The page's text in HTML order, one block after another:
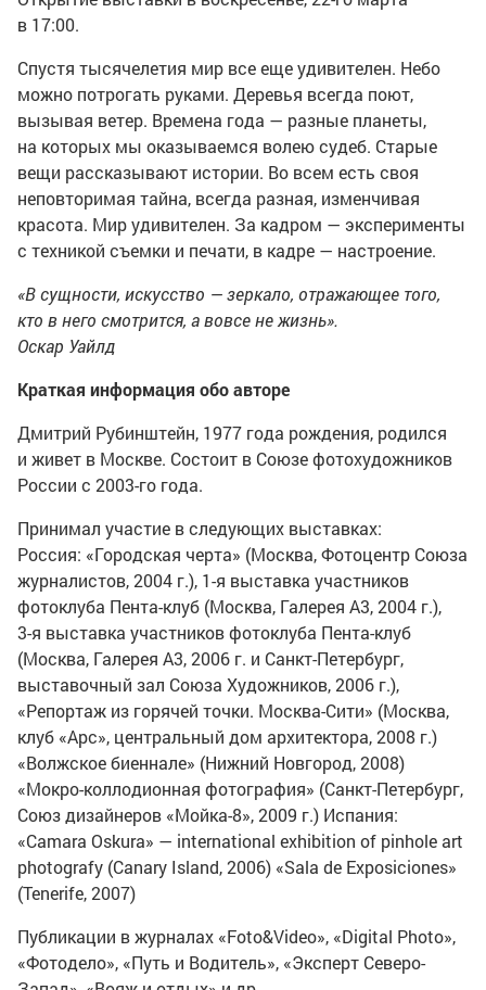
в 17:00.
Спустя тысячелетия мир все еще удивителен. Небо
можно потрогать руками. Деревья всегда поют,
вызывая ветер. Времена года — разные планеты,
на которых мы оказываемся волею судеб. Старые
вещи рассказывают истории. Во всем есть своя
неповторимая тайна, всегда разная, изменчивая
красота. Мир удивителен. За кадром — эксперименты
с техникой съемки и печати, в кадре — настроение.
«В сущности, искусство — зеркало, отражающее того,
кто в него смотрится, а вовсе не жизнь».
Оскар Уайлд
Краткая информация обо авторе
Дмитрий Рубинштейн, 1977 года рождения, родился
и живет в Москве. Состоит в Союзе фотохудожников
России с 2003-го года.
Принимал участие в следующих выставках:
Россия: «Городская черта» (Москва, Фотоцентр Союза
журналистов, 2004 г.), 1-я выставка участников
фотоклуба Пента-клуб (Москва, Галерея А3, 2004 г.),
3-я выставка участников фотоклуба Пента-клуб
(Москва, Галерея А3, 2006 г. и Санкт-Петербург,
выставочный зал Союза Художников, 2006 г.),
«Репортаж из горячей точки. Москва-Сити» (Москва,
клуб «Арс», центральный дом архитектора, 2008 г.)
«Волжское биеннале» (Нижний Новгород, 2008)
«Мокро-коллодионная фотография» (Санкт-Петербург,
Союз дизайнеров «Мойка-8», 2009 г.) Испания:
«Camara Oskura» — international exhibition of pinhole art
photografy (Canary Island, 2006) «Sala de Exposiciones»
(Tenerife, 2007)
Публикации в журналах «Foto&Video», «Digital Photo»,
«Фотодело», «Путь и Водитель», «Эксперт Северо-